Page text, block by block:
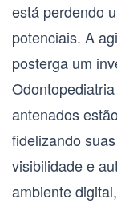
está perdendo
potenciais. A
posterga um
antenados
fidelizando
visibilidade e
ambiente